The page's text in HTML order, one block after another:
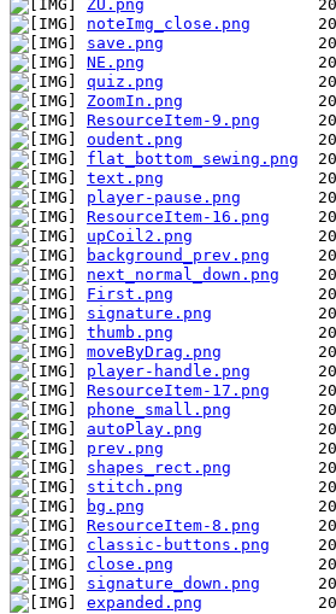
ZU.png
noteImg_close.png
save.png
NE.png
quiz.png
ZoomIn.png
ResourceItem-9.png
oudent.png
flat_bottom_sewing.png
text.png
player-pause.png
ResourceItem-16.png
upCoil2.png
background_prev.png
next_normal_down.png
First.png
signature.png
thumb.png
moveByDrag.png
player-handle.png
ResourceItem-17.png
phone_small.png
autoPlay.png
prev.png
shapes_rect.png
stitch.png
bg.png
ResourceItem-8.png
classic-buttons.png
close.png
signature_down.png
expanded.png